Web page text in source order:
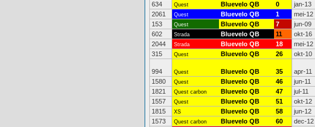
634
Quest Bluevelo QB 0 jan-13
2061
Quest Bluevelo QB 1 mei-12
153
Quest Bluevelo QB 7 jun-09
602
Strada Bluevelo QB 11 okt-16
2044
Strada Bluevelo QB 18 mei-12
315
Quest Bluevelo QB 26 okt-10
994 Quest Bluevelo QB 35 apr-11
1580
Quest Bluevelo QB 46 jun-11
1821
Quest carbon Bluevelo QB 47 jul-11
1557
Quest Bluevelo QB 51 okt-12
1815
XS Bluevelo QB 58 jun-12
1573
Quest carbon Bluevelo QB 60 dec-12